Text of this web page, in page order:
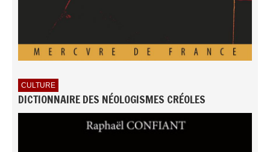
CULTURE
DICTIONNAIRE DES NÉOLOGISMES CRÉOLES